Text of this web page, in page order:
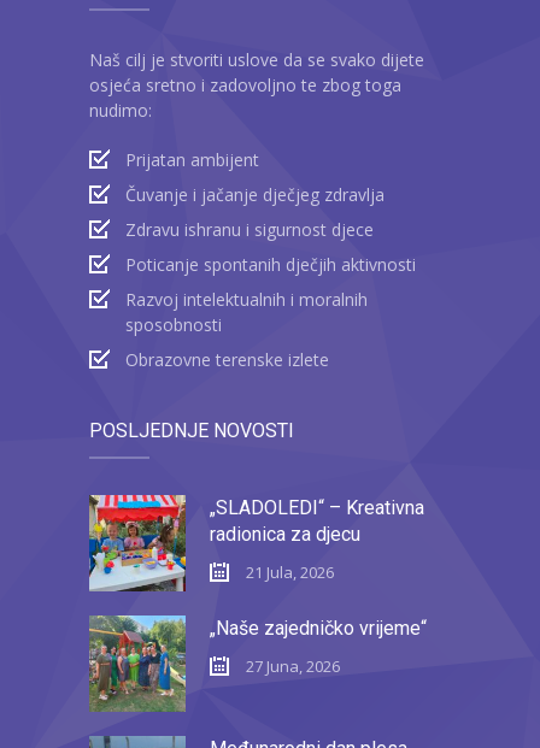
Naš cilj je stvoriti uslove da se svako dijete
osjeća sretno i zadovoljno te zbog toga
nudimo:
Prijatan ambijent
Čuvanje i jačanje dječjeg zdravlja
Zdravu ishranu i sigurnost djece
Poticanje spontanih dječjih aktivnosti
Razvoj intelektualnih i moralnih
sposobnosti
Obrazovne terenske izlete
POSLJEDNJE NOVOSTI
„SLADOLEDI“ – Kreativna
radionica za djecu
21 Jula, 2026
„Naše zajedničko vrijeme“
27 Juna, 2026